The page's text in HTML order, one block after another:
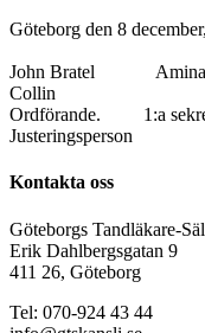
Göteborg den 8
John Bratel
Collin
Ordförande. 1:a
Justeringsperson
Kontakta oss
Göteborgs Tandläkare-
Erik Dahlbergsgatan 9
411 26, Göteborg
Tel: 070-924 43 44